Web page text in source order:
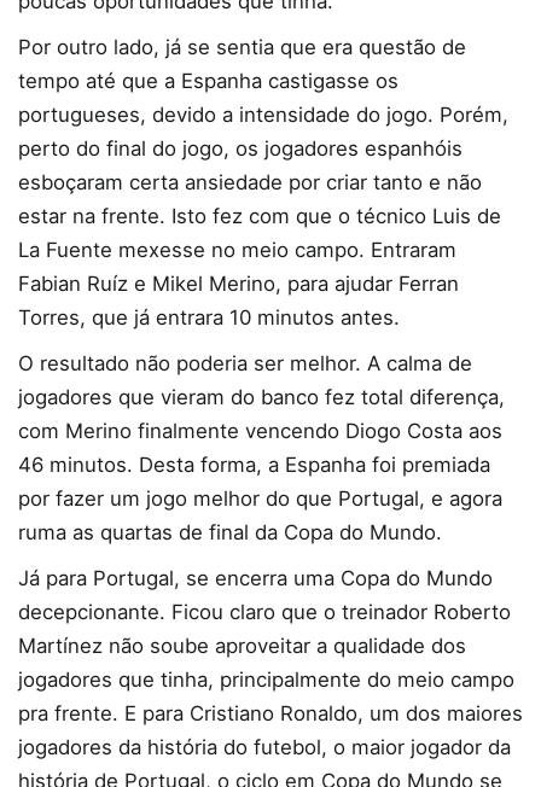
Por outro lado, já se sentia que era questão de
tempo até que a Espanha castigasse os
portugueses, devido a intensidade do jogo. Porém,
perto do final do jogo, os jogadores espanhóis
esboçaram certa ansiedade por criar tanto e não
estar na frente. Isto fez com que o técnico Luis de
La Fuente mexesse no meio campo. Entraram
Fabian Ruíz e Mikel Merino, para ajudar Ferran
Torres, que já entrara 10 minutos antes.
O resultado não poderia ser melhor. A calma de
jogadores que vieram do banco fez total diferença,
com Merino finalmente vencendo Diogo Costa aos
46 minutos. Desta forma, a Espanha foi premiada
por fazer um jogo melhor do que Portugal, e agora
ruma as quartas de final da Copa do Mundo.
Já para Portugal, se encerra uma Copa do Mundo
decepcionante. Ficou claro que o treinador Roberto
Martínez não soube aproveitar a qualidade dos
jogadores que tinha, principalmente do meio campo
pra frente. E para Cristiano Ronaldo, um dos maiores
jogadores da história do futebol, o maior jogador da
história de Portugal, o ciclo em Copa do Mundo se